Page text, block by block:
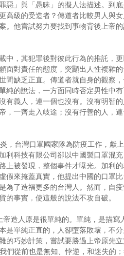
惡」與「愚昧」的擬人法描述。到
高級的受造者？傳道者比較男人與
。他嘗試努力要找到事物背後上帝
中，其犯罪後對彼此行為的推託，
面對責任的態度，突顯出人性複雜
間缺乏正直。傳道者就自身的觀察
純的說法，一方面同時否定男性中
有義人，連一個也沒有。沒有明智
，一齊走入歧途；沒有行善的人，
，台灣口罩國家隊為防疫工作，獻
利科技有限公司卻以中國製口罩混
上被發現，整個事件才曝光。加利
假來掩蓋真實，他提出中國的口罩
為了造福更多的台灣人。然而，自
的事實，使這般的說法不攻自破。
帝造人原是很單純的。單純，是描寫
是單純正直的，人卻墮落敗壞，不
的巧妙計策，嘗試要勝過上帝原先
們從前也是無知、悖逆，和迷失的